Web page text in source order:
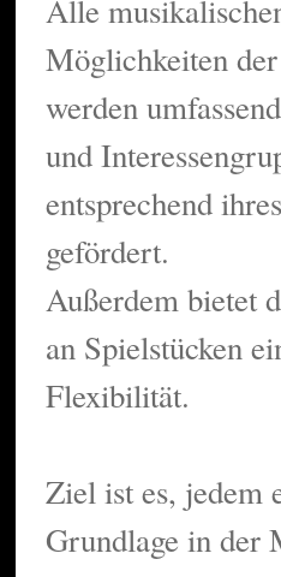
Alle
Möglichkeiten
werden
und
entsprechend
gefördert.
Außerdem bietet
an Spielstücken
Flexibilität.
Ziel ist es, jedem
Grundlage in der